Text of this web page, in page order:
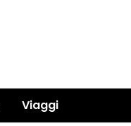
Viaggi